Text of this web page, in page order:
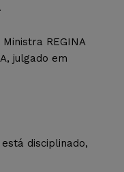
Ministra REGINA
julgado em
disciplinado,